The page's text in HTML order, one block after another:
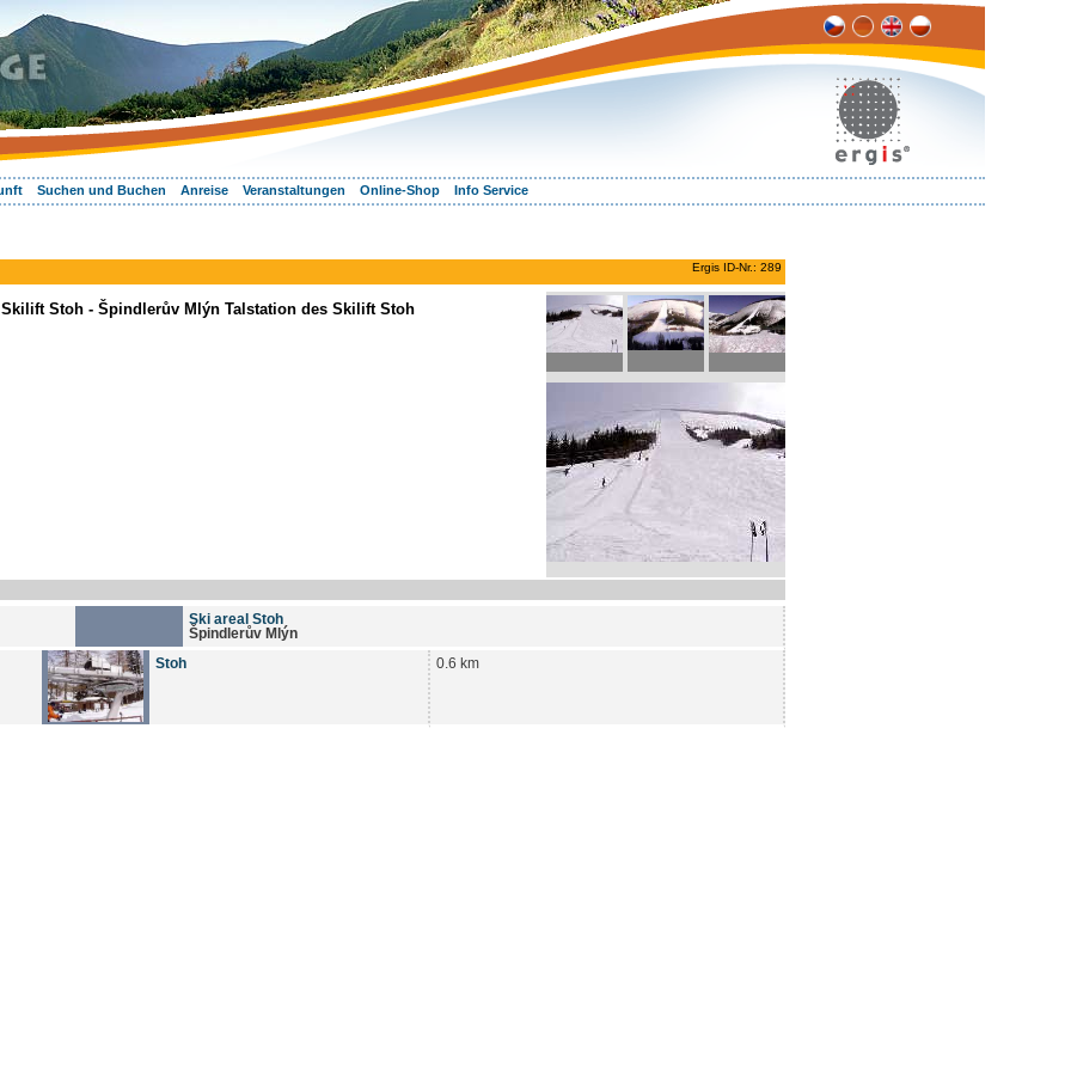
Suchen und Buchen Anreise Veranstaltungen Online-Shop Info Service
Ergis ID-Nr.: 289
Stoh - Špindlerův Mlýn Talstation des Skilift Stoh
Ski areal Stoh
Špindlerův Mlýn
Stoh 0.6 km